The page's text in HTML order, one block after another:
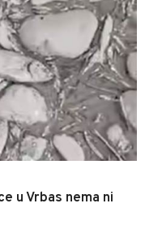
u Vrbas nema ni